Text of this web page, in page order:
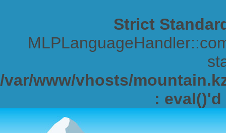
Strict
/var/www/vhosts/
: